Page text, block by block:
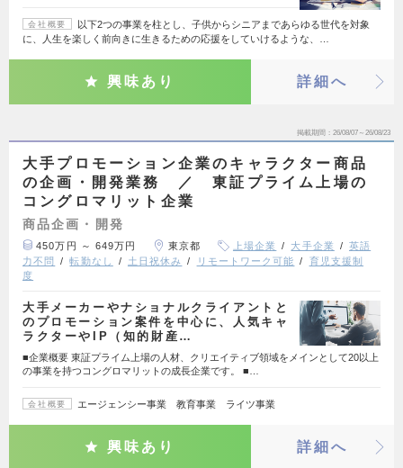
会社概要
以下2つの事業を柱とし、子供からシニアまであらゆる世代を対象
に、人生を楽しく前向きに生きるための応援をしていけるような、…
興味あり 詳細へ
掲載期間 26/08/07～26/08/23
大手プロモーション企業のキャラクター商品
の企画・開発業務 ／ 東証プライム上場の
コングロマリット企業
商品企画・開発
450万円 ～ 649万円 東京都 上場企業 大手企業
英語
力不問
転勤なし 土日祝休み リモートワーク可能
育児支援制
度
大手メーカーやナショナルクライアントと
のプロモーション案件を中心に、人気キャ
ラクターやIP（知的財産…
■企業概要 東証プライム上場の人材、クリエイティブ領域をメインとして20以上
の事業を持つコングロマリットの成長企業です。 ■…
会社概要 エージェンシー事業 教育事業 ライツ事業
興味あり 詳細へ